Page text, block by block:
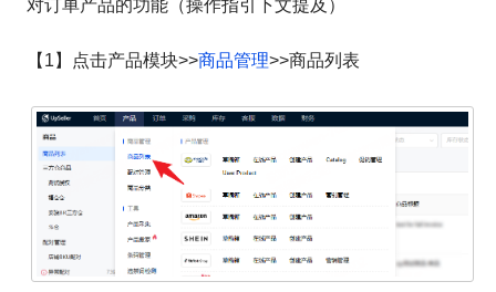
对订单产品的功能（操作指引下文提及）
【1】点击产品模块>>商品管理>>商品列表